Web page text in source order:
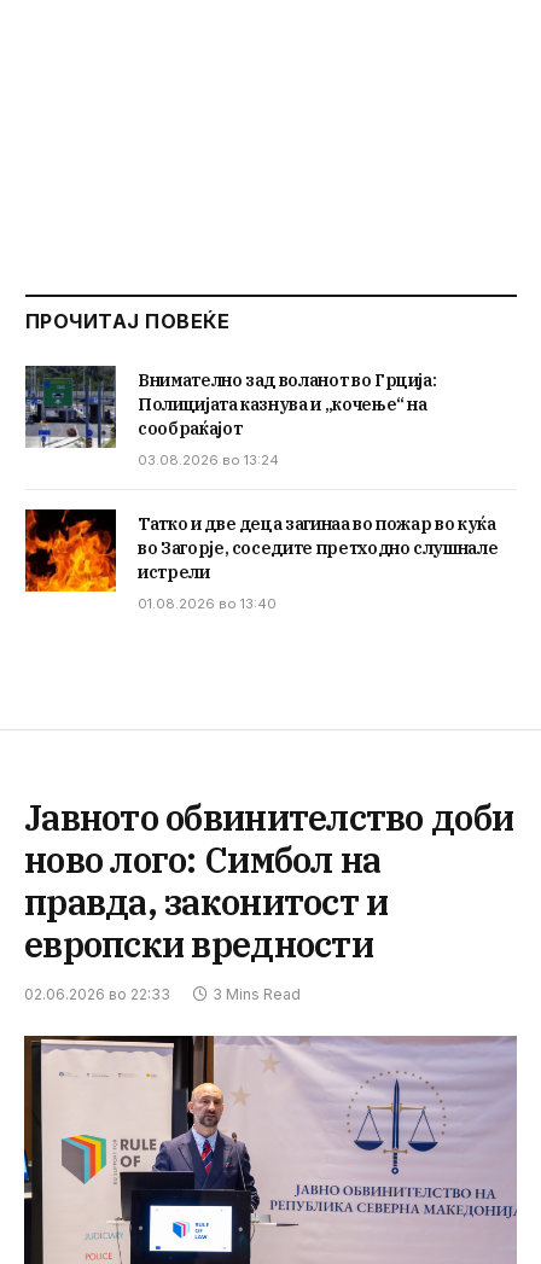
ПРОЧИТАЈ ПОВЕЌЕ
Внимателно зад воланот во Грција:
Полицијата казнува и „кочење“ на
сообраќајот
03.08.2026 во 13:24
Татко и две деца загинаа во пожар во куќа
во Загорје, соседите претходно слушнале
истрели
01.08.2026 во 13:40
Јавното обвинителство доби
ново лого: Симбол на
правда, законитост и
европски вредности
02.06.2026 во 22:33 3 Mins Read